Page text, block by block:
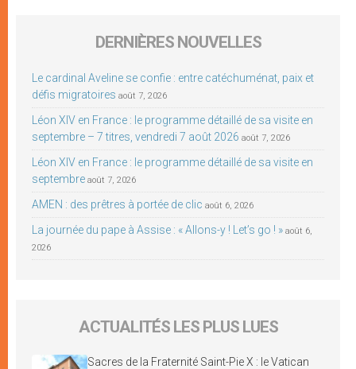
DERNIÈRES NOUVELLES
Le cardinal Aveline se confie : entre catéchuménat, paix et
défis migratoires août 7, 2026
Léon XIV en France : le programme détaillé de sa visite en
septembre – 7 titres, vendredi 7 août 2026 août 7, 2026
Léon XIV en France : le programme détaillé de sa visite en
septembre août 7, 2026
AMEN : des prêtres à portée de clic août 6, 2026
La journée du pape à Assise : « Allons-y ! Let’s go ! » août 6,
2026
ACTUALITÉS LES PLUS LUES
Sacres de la Fraternité Saint-Pie X : le Vatican